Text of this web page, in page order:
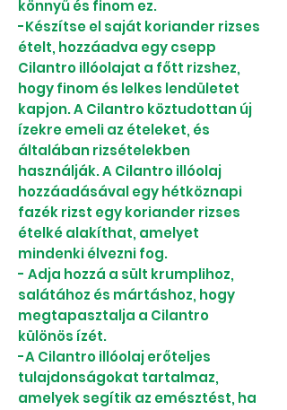
könnyű és finom ez.
-Készítse el saját koriander rizses
ételt, hozzáadva egy csepp
Cilantro illóolajat a főtt rizshez,
hogy finom és lelkes lendületet
kapjon. A Cilantro köztudottan új
ízekre emeli az ételeket, és
általában rizsételekben
használják. A Cilantro illóolaj
hozzáadásával egy hétköznapi
fazék rizst egy koriander rizses
ételké alakíthat, amelyet
mindenki élvezni fog.
- Adja hozzá a sült krumplihoz,
salátához és mártáshoz, hogy
megtapasztalja a Cilantro
különös ízét.
-A Cilantro illóolaj erőteljes
tulajdonságokat tartalmaz,
amelyek segítik az emésztést, ha